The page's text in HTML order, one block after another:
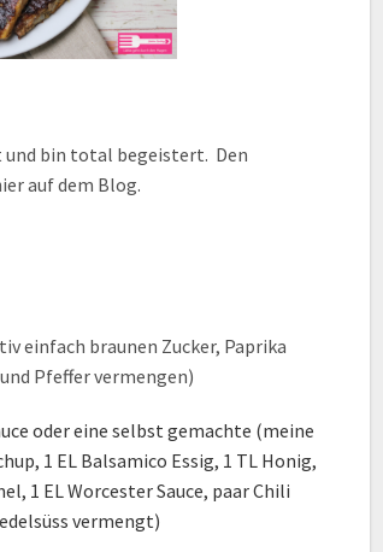
und bin total begeistert. Den
auf dem Blog.
einfach braunen Zucker, Paprika
Pfeffer vermengen)
oder eine selbst gemachte (meine
1 EL Balsamico Essig, 1 TL Honig,
1 EL Worcester Sauce, paar Chili
vermengt)